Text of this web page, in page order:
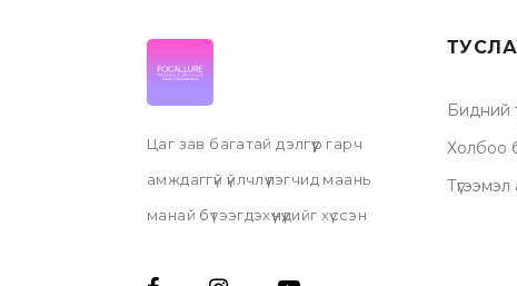
Цаг зав багатай дэлгүүр гарч
амждаггүй үйлчлүүлэгчид маань
манай бүтээгдэхүүнүүдийг хүссэн
Бидний
Холбоо